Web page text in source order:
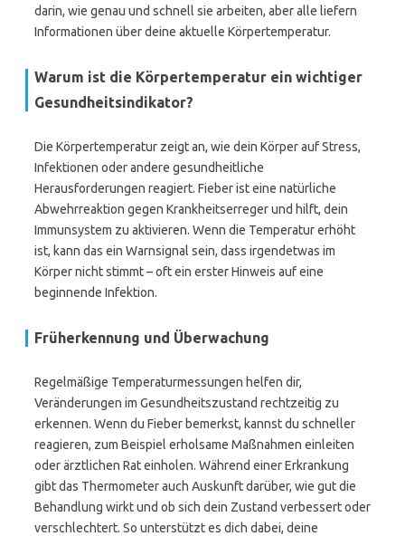
darin, wie genau und schnell sie arbeiten, aber alle liefern
Informationen über deine aktuelle Körpertemperatur.
Warum ist die Körpertemperatur ein wichtiger
Gesundheitsindikator?
Die Körpertemperatur zeigt an, wie dein Körper auf Stress,
Infektionen oder andere gesundheitliche
Herausforderungen reagiert. Fieber ist eine natürliche
Abwehrreaktion gegen Krankheitserreger und hilft, dein
Immunsystem zu aktivieren. Wenn die Temperatur erhöht
ist, kann das ein Warnsignal sein, dass irgendetwas im
Körper nicht stimmt – oft ein erster Hinweis auf eine
beginnende Infektion.
Früherkennung und Überwachung
Regelmäßige Temperaturmessungen helfen dir,
Veränderungen im Gesundheitszustand rechtzeitig zu
erkennen. Wenn du Fieber bemerkst, kannst du schneller
reagieren, zum Beispiel erholsame Maßnahmen einleiten
oder ärztlichen Rat einholen. Während einer Erkrankung
gibt das Thermometer auch Auskunft darüber, wie gut die
Behandlung wirkt und ob sich dein Zustand verbessert oder
verschlechtert. So unterstützt es dich dabei, deine